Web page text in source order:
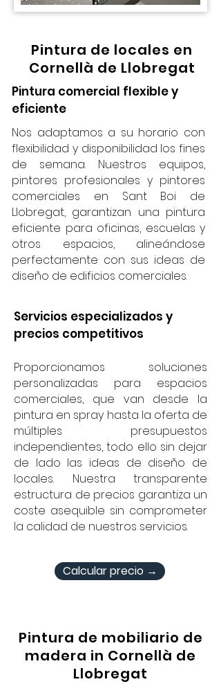
Pintura de locales en
Cornellà de Llobregat
Pintura comercial flexible y
eficiente
Nos adaptamos a su horario con
flexibilidad y disponibilidad los fines
de semana. Nuestros equipos,
pintores profesionales y pintores
comerciales en Sant Boi de
Llobregat, garantizan una pintura
eficiente para oficinas, escuelas y
otros espacios, alineándose
perfectamente con sus ideas de
diseño de edificios comerciales.
Servicios especializados y
precios competitivos
Proporcionamos soluciones
personalizadas para espacios
comerciales, que van desde la
pintura en spray hasta la oferta de
múltiples presupuestos
independientes, todo ello sin dejar
de lado las ideas de diseño de
locales. Nuestra transparente
estructura de precios garantiza un
coste asequible sin comprometer
la calidad de nuestros servicios.
Calcular precio →
Pintura de mobiliario de
madera in Cornellà de
Llobregat